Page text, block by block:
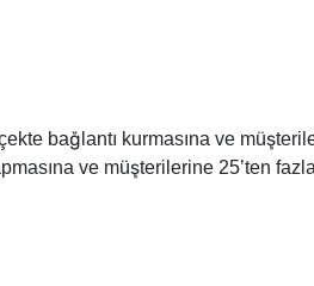
bağlantı kurmasına ve
ve müşterilerine 25’ten